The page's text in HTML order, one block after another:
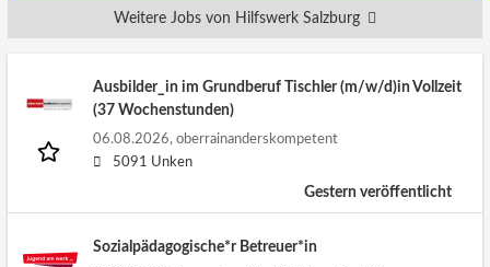
Weitere Jobs von Hilfswerk Salzburg
Ausbilder_in im Grundberuf Tischler (m/w/d)in Vollzeit
(37 Wochenstunden)
06.08.2026, oberrainanderskompetent
5091 Unken
Gestern veröffentlicht
Sozialpädagogische*r Betreuer*in